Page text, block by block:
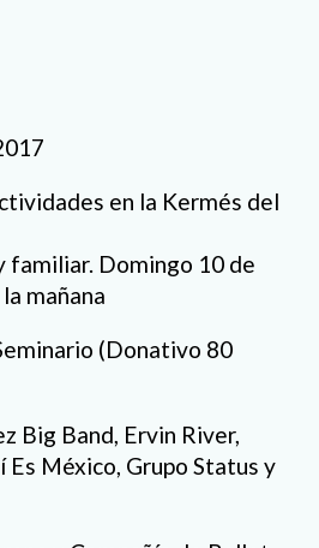
en la Kermés del
familiar. Domingo 10 de
mañana
(Donativo 80
Big Band, Ervin River,
Es México, Grupo Status y